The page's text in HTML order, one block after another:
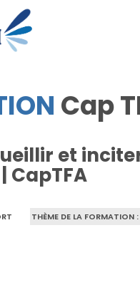
Cap
et
CapTFA
THÈME DE LA FORMATION :